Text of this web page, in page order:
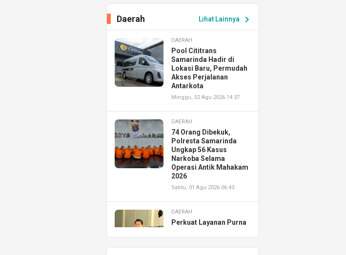
Lihat Lainnya chevron_right
Daerah
DAERAH
Pool Cititrans
Samarinda Hadir di
Lokasi Baru, Permudah
Akses Perjalanan
Antarkota
Minggu, 02 Agu 2026 14:37
DAERAH
74 Orang Dibekuk,
Polresta Samarinda
Ungkap 56 Kasus
Narkoba Selama
Operasi Antik Mahakam
2026
Sabtu, 01 Agu 2026 06:43
DAERAH
Perkuat Layanan Purna
Resmikan AHASS